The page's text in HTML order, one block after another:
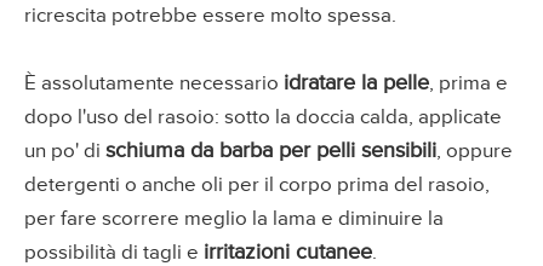
ricrescita potrebbe essere molto spessa.
È assolutamente necessario idratare la pelle, prima e
dopo l'uso del rasoio: sotto la doccia calda, applicate
un po' di schiuma da barba per pelli sensibili, oppure
detergenti o anche oli per il corpo prima del rasoio,
per fare scorrere meglio la lama e diminuire la
possibilità di tagli e irritazioni cutanee.